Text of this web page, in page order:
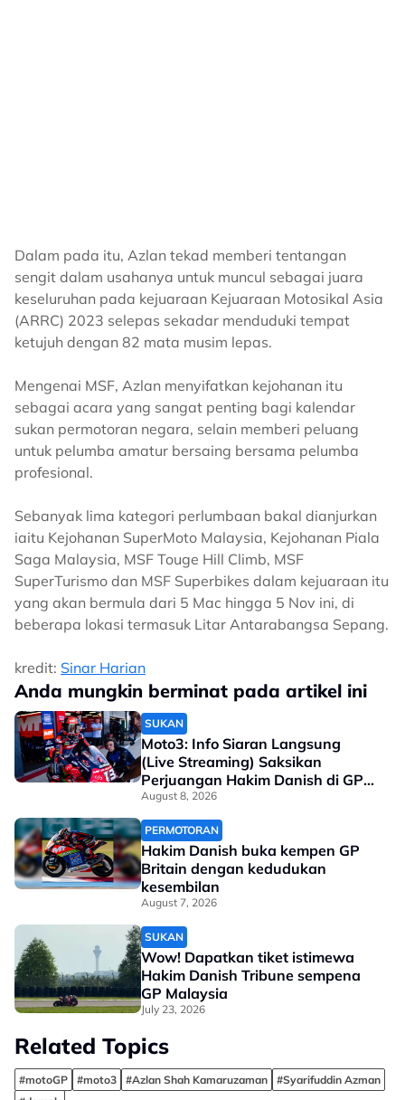
Dalam pada itu, Azlan tekad memberi tentangan
sengit dalam usahanya untuk muncul sebagai juara
keseluruhan pada kejuaraan Kejuaraan Motosikal Asia
(ARRC) 2023 selepas sekadar menduduki tempat
ketujuh dengan 82 mata musim lepas.
Mengenai MSF, Azlan menyifatkan kejohanan itu
sebagai acara yang sangat penting bagi kalendar
sukan permotoran negara, selain memberi peluang
untuk pelumba amatur bersaing bersama pelumba
profesional.
Sebanyak lima kategori perlumbaan bakal dianjurkan
iaitu Kejohanan SuperMoto Malaysia, Kejohanan Piala
Saga Malaysia, MSF Touge Hill Climb, MSF
SuperTurismo dan MSF Superbikes dalam kejuaraan itu
yang akan bermula dari 5 Mac hingga 5 Nov ini, di
beberapa lokasi termasuk Litar Antarabangsa Sepang.
kredit: Sinar Harian
Anda mungkin berminat pada artikel ini
SUKAN
Moto3: Info Siaran Langsung
(Live Streaming) Saksikan
Perjuangan Hakim Danish di GP
Britain
August 8, 2026
PERMOTORAN
Hakim Danish buka kempen GP
Britain dengan kedudukan
kesembilan
August 7, 2026
SUKAN
Wow! Dapatkan tiket istimewa
Hakim Danish Tribune sempena
GP Malaysia
July 23, 2026
Related Topics
#motoGP #moto3 #Azlan Shah Kamaruzaman
#Syarifuddin Azman